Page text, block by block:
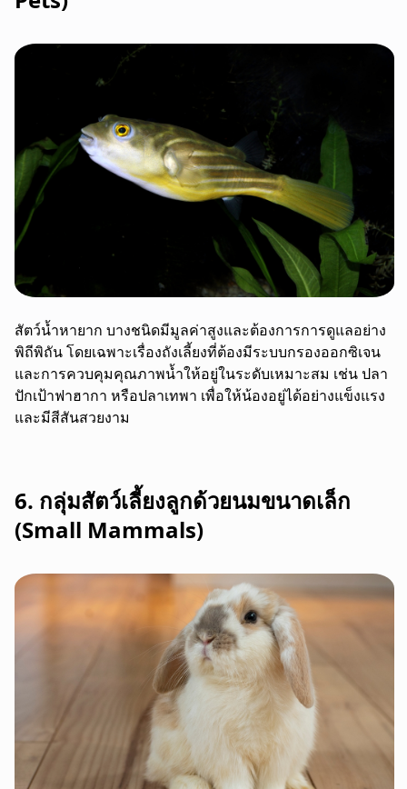
สัตว์น้ำหายาก บางชนิดมีมูลค่าสูงและต้องการการดูแลอย่าง
พิถีพิถัน โดยเฉพาะเรื่องถังเลี้ยงที่ต้องมีระบบกรองออกซิเจน
และการควบคุมคุณภาพน้ำให้อยู่ในระดับเหมาะสม เช่น ปลา
ปักเป้าฟาฮากา หรือปลาเทพา เพื่อให้น้องอยู่ได้อย่างแข็งแรง
และมีสีสันสวยงาม
6. กลุ่มสัตว์เลี้ยงลูกด้วยนมขนาดเล็ก
(Small Mammals)